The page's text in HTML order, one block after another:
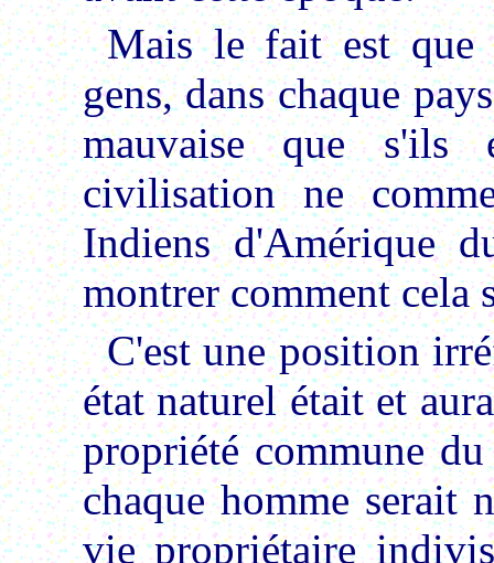
Mais le fait est
gens, dans chaque
mauvaise que s'ils
civilisation ne
Indiens d'Amérique
montrer comment cela
C'est une position
état naturel était et
propriété commune
chaque homme serait
vie propriétaire